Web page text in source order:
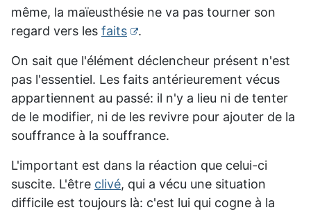
même, la maïeusthésie ne va pas tourner son
regard vers les faits .
On sait que l'élément déclencheur présent n'est
pas l'essentiel. Les faits antérieurement vécus
appartiennent au passé: il n'y a lieu ni de tenter
de le modifier, ni de les revivre pour ajouter de la
souffrance à la souffrance.
L'important est dans la réaction que celui-ci
suscite. L'être clivé, qui a vécu une situation
difficile est toujours là: c'est lui qui cogne à la